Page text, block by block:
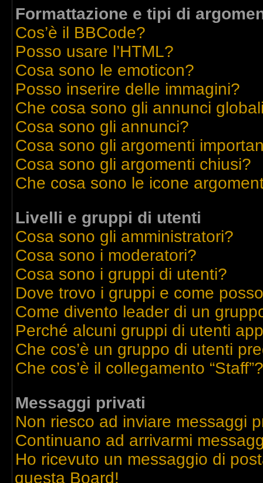
Formattazione e tipi di
Cos’è il BBCode?
Posso usare l’HTML?
Cosa sono le emoticon?
Posso inserire delle immagini?
Che cosa sono gli annunci
Cosa sono gli annunci?
Cosa sono gli argomenti
Cosa sono gli argomenti chiusi?
Che cosa sono le icone
Livelli e gruppi di utenti
Cosa sono gli amministratori?
Cosa sono i moderatori?
Cosa sono i gruppi di utenti?
Dove trovo i gruppi e come
Come divento leader di un
Perché alcuni gruppi di utenti
Che cos’è un gruppo di utenti
Che cos’è il collegamento “Staff”?
Messaggi privati
Non riesco ad inviare messaggi
Continuano ad arrivarmi
Ho ricevuto un messaggio di
questa Board!